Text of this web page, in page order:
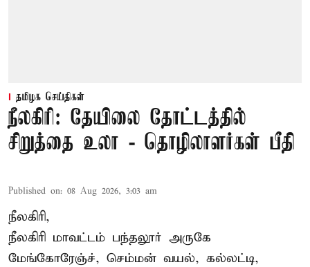
தமிழக செய்திகள்
நீலகிரி: தேயிலை தோட்டத்தில்
சிறுத்தை உலா - தொழிலாளர்கள் பீதி
Published on: 08 Aug 2026, 3:03 am
நீலகிரி,
நீலகிரி மாவட்டம் பந்தலூர் அருகே
மேங்கோரேஞ்ச், செம்மன் வயல், கல்லட்டி,